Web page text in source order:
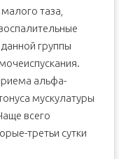
таза,
группы
альфа-
мускулатуры
всего
третьи сутки